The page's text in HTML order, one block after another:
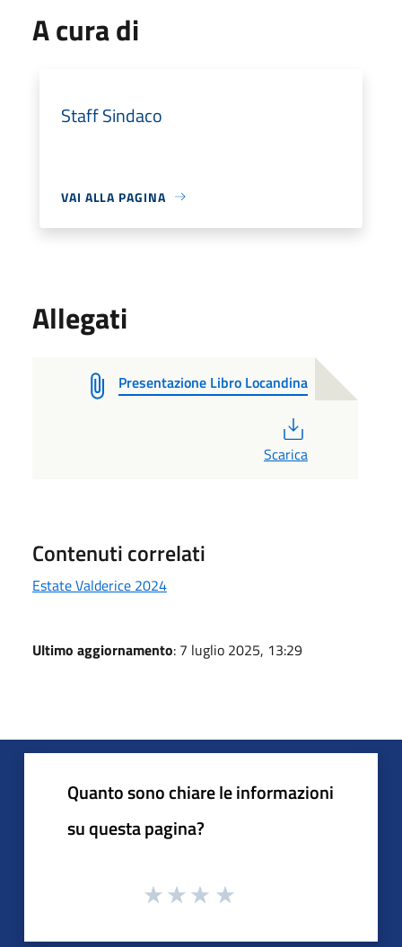
A cura di
Staff Sindaco
VAI ALLA PAGINA
Allegati
Presentazione Libro Locandina
Scarica
Contenuti correlati
Estate Valderice 2024
Ultimo aggiornamento: 7 luglio 2025, 13:29
Quanto sono chiare le informazioni
su questa pagina?